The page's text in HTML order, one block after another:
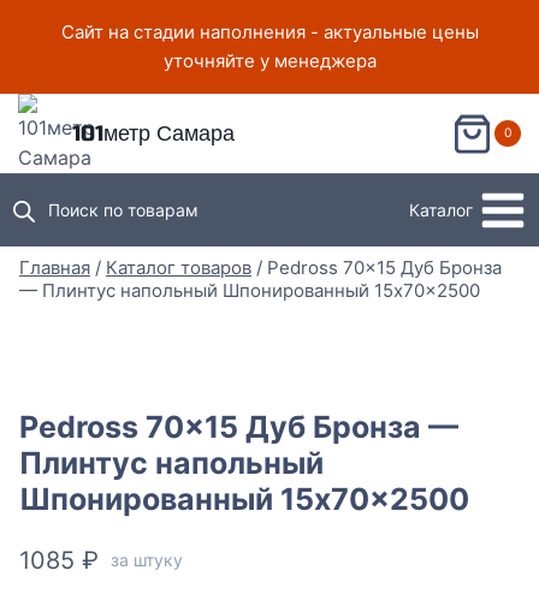
Сайт на стадии наполнения - актуальные цены
уточняйте у менеджера
101метр Самара 0
Поиск по товарам Каталог
Главная / Каталог товаров / Pedross 70×15 Дуб Бронза
— Плинтус напольный Шпонированный 15x70x2500
Pedross 70×15 Дуб Бронза —
Плинтус напольный
Шпонированный 15x70x2500
1085 ₽ за штуку